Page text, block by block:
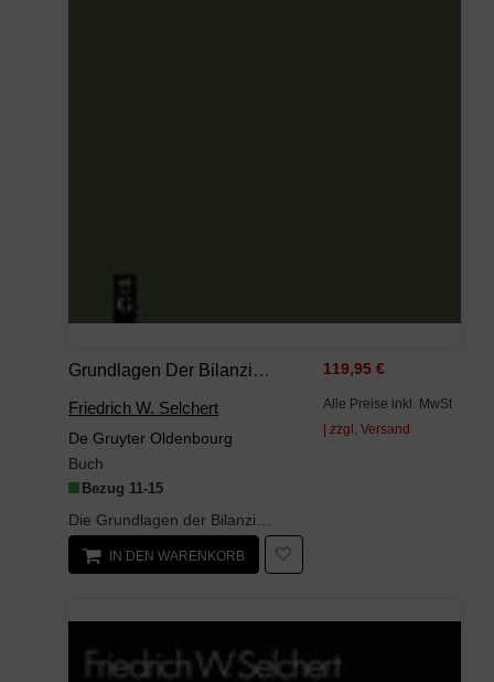
Grundlagen Der Bilanzierung
Friedrich W. Selchert
De Gruyter Oldenbourg
Buch
Bezug 11-15
119,95 €
Alle Preise inkl. MwSt
| zzgl. Versand
IN DEN WARENKORB